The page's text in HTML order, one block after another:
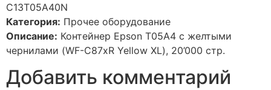
C13T05A40N
Категория: Прочее оборудование
Описание: Контейнер Epson T05A4 с желтыми
чернилами (WF-C87xR Yellow XL), 20’000 стр.
Добавить комментарий